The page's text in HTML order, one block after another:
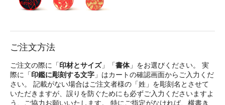
ご注文方法
ご注文の際に「印材とサイズ」「書体」をお選びください。 実
際に「印鑑に彫刻する文字 」はカートの確認画面からご入力くだ
さい。 記載がない場合はご注文者様の「姓」を彫刻名とさせて
いただきますが、誤りを防ぐためにも必ずご入力くださいますよ
う、ご協力お願いいたします。 特にご指定がなければ、横書き